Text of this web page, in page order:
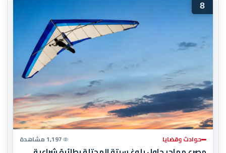
8
حوادث وقضايا 1,197 مشاهدة